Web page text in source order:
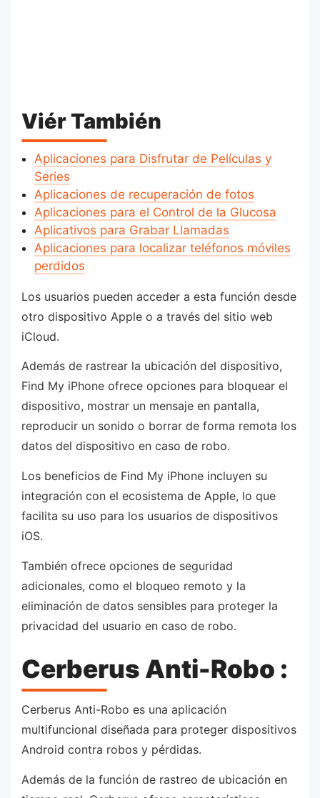
Viér También
Aplicaciones para Disfrutar de Películas y
Series
Aplicaciones de recuperación de fotos
Aplicaciones para el Control de la Glucosa
Aplicativos para Grabar Llamadas
Aplicaciones para localizar teléfonos móviles
perdidos
Los usuarios pueden acceder a esta función desde
otro dispositivo Apple o a través del sitio web
iCloud.
Además de rastrear la ubicación del dispositivo,
Find My iPhone ofrece opciones para bloquear el
dispositivo, mostrar un mensaje en pantalla,
reproducir un sonido o borrar de forma remota los
datos del dispositivo en caso de robo.
Los beneficios de Find My iPhone incluyen su
integración con el ecosistema de Apple, lo que
facilita su uso para los usuarios de dispositivos
iOS.
También ofrece opciones de seguridad
adicionales, como el bloqueo remoto y la
eliminación de datos sensibles para proteger la
privacidad del usuario en caso de robo.
Cerberus Anti-Robo :
Cerberus Anti-Robo es una aplicación
multifuncional diseñada para proteger dispositivos
Android contra robos y pérdidas.
Además de la función de rastreo de ubicación en